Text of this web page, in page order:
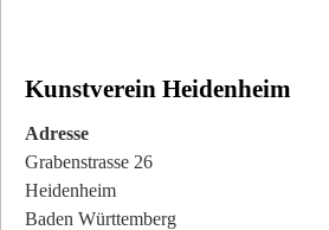
Kunstverein Heidenheim
Adresse
Grabenstrasse 26
Heidenheim
Baden Württemberg